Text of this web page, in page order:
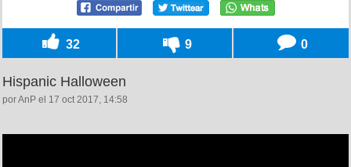
32 9 0
Hispanic Halloween
por AnP el 17 oct 2017, 14:58